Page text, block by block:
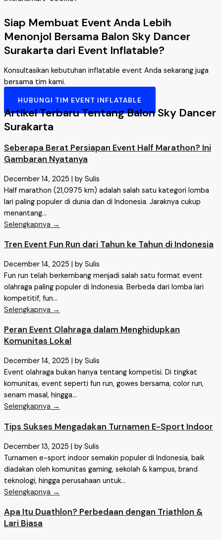
Siap Membuat Event Anda Lebih
Menonjol Bersama Balon Sky Dancer
Surakarta dari Event Inflatable?
Konsultasikan kebutuhan inflatable event Anda sekarang juga
bersama tim kami.
HUBUNGI TIM EVENT INFLATABLE
Artikel Terbaru Tentang Balon Sky Dancer
Surakarta
Seberapa Berat Persiapan Event Half Marathon? Ini
Gambaran Nyatanya
December 14, 2025
by Sulis
Half marathon (21,0975 km) adalah salah satu kategori lomba
lari paling populer di dunia dan di Indonesia. Jaraknya cukup
menantang...
Selengkapnya →
Tren Event Fun Run dari Tahun ke Tahun di Indonesia
December 14, 2025
by Sulis
Fun run telah berkembang menjadi salah satu format event
olahraga paling populer di Indonesia. Berbeda dari lomba lari
kompetitif, fun...
Selengkapnya →
Peran Event Olahraga dalam Menghidupkan
Komunitas Lokal
December 14, 2025
by Sulis
Event olahraga bukan hanya tentang kompetisi. Di tingkat
komunitas, event seperti fun run, gowes bersama, color run,
senam masal, hingga...
Selengkapnya →
Tips Sukses Mengadakan Turnamen E-Sport Indoor
December 13, 2025 | by Sulis
Turnamen e-sport indoor semakin populer di Indonesia, baik
diadakan oleh komunitas gaming, sekolah & kampus, brand
teknologi, hingga perusahaan untuk...
Selengkapnya →
Apa Itu Duathlon? Perbedaan dengan Triathlon &
Lari Biasa